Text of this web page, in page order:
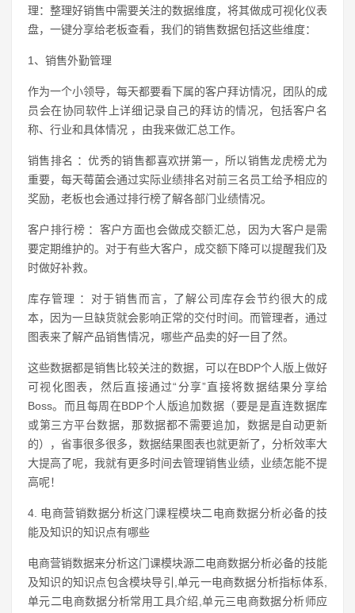
理：整理好销售中需要关注的数据维度，将其做成可视化仪表
盘，一键分享给老板查看，我们的销售数据包括这些维度：
1、销售外勤管理
作为一个小领导，每天都要看下属的客户拜访情况，团队的成
员会在协同软件上详细记录自己的拜访的情况，包括客户名
称、行业和具体情况 ，由我来做汇总工作。
销售排名 ：优秀的销售都喜欢拼第一，所以销售龙虎榜尤为
重要，每天莓菌会通过实际业绩排名对前三名员工给予相应的
奖励，老板也会通过排行榜了解各部门业绩情况。
客户排行榜 ：客户方面也会做成交额汇总，因为大客户是需
要定期维护的。对于有些大客户，成交额下降可以提醒我们及
时做好补救。
库存管理 ：对于销售而言，了解公司库存会节约很大的成
本，因为一旦缺货就会影响正常的交付时间。而管理者，通过
图表来了解产品销售情况，哪些产品卖的好一目了然。
这些数据都是销售比较关注的数据，可以在BDP个人版上做好
可视化图表，然后直接通过“分享”直接将数据结果分享给
Boss。而且每周在BDP个人版追加数据（要是是直连数据库
或第三方平台数据，那数据都不需要追加，数据是自动更新
的），省事很多很多，数据结果图表也就更新了，分析效率大
大提高了呢，我就有更多时间去管理销售业绩，业绩怎能不提
高呢！
4. 电商营销数据分析这门课程模块二电商数据分析必备的技
能及知识的知识点有哪些
电商营销数据来分析这门课模块源二电商数据分析必备的技能
及知识的知识点包含模块导引,单元一电商数据分析指标体系,
单元二电商数据分析常用工具介绍,单元三电商数据分析师应